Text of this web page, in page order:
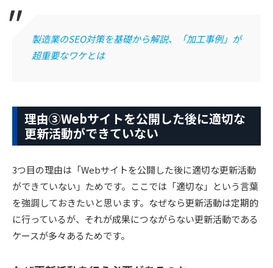
製造業のSEO対策を基礎から解説、「加工事例」が
超重要なワケとは
理由③Webサイトを公開した後に適切な
更新活動ができていない
3つ目の理由は「Webサイトを公開した後に適切な更新活動
ができていない」ためです。ここでは「適切な」という言葉
を強調しておきたいと思います。なぜなら更新活動は定期的
に行っているが、それが成果につながらない更新活動である
ケースが多々あるためです。